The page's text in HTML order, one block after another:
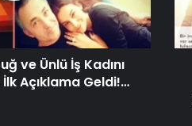
ve Ünlü İş Kadını
İlk Açıklama Geldi!…